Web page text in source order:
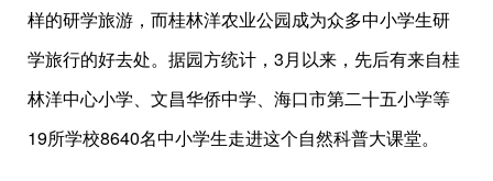
样的研学旅游，而桂林洋农业公园成为众多中小学生研
学旅行的好去处。据园方统计，3月以来，先后有来自桂
林洋中心小学、文昌华侨中学、海口市第二十五小学等
19所学校8640名中小学生走进这个自然科普大课堂。